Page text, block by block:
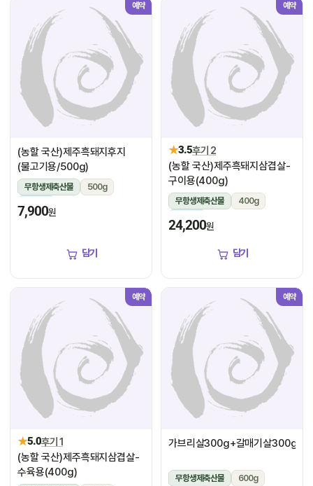
예약
(농할 국산)제주흑돼지후지
(불고기용/500g)
무항생제축산물
500g
냉장
7,900원
담기
예약
★3.5후기 2
(농할 국산)제주흑돼지삼겹살-
구이용(400g)
무항생제축산물
400g
냉장
24,200원
담기
예약
★5.0후기 1
(농할 국산)제주흑돼지삼겹살-
수육용(400g)
예약
가브리살300g+갈매기살300g
무항생제축산물
600g